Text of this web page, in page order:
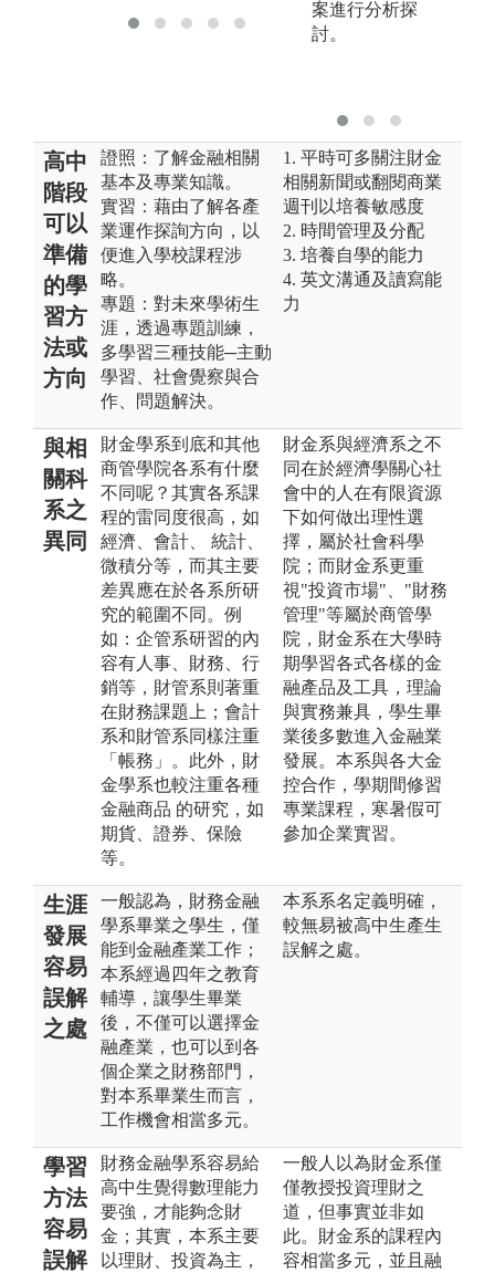
案進行分析探
討。
高中
階段
可以
準備
的學
習方
法或
方向
證照：了解金融相關
基本及專業知識。
實習：藉由了解各產
業運作探詢方向，以
便進入學校課程涉
略。
專題：對未來學術生
涯，透過專題訓練，
多學習三種技能─主動
學習、社會覺察與合
作、問題解決。
1. 平時可多關注財金
相關新聞或翻閱商業
週刊以培養敏感度
2. 時間管理及分配
3. 培養自學的能力
4. 英文溝通及讀寫能
力
與相
關科
系之
異同
財金學系到底和其他
商管學院各系有什麼
不同呢？其實各系課
程的雷同度很高，如
經濟、會計、 統計、
微積分等，而其主要
差異應在於各系所研
究的範圍不同。例
如：企管系研習的內
容有人事、財務、行
銷等，財管系則著重
在財務課題上；會計
系和財管系同樣注重
「帳務」。此外，財
金學系也較注重各種
金融商品 的研究，如
期貨、證券、保險
等。
財金系與經濟系之不
同在於經濟學關心社
會中的人在有限資源
下如何做出理性選
擇，屬於社會科學
院；而財金系更重
視"投資市場"、"財務
管理"等屬於商管學
院，財金系在大學時
期學習各式各樣的金
融產品及工具，理論
與實務兼具，學生畢
業後多數進入金融業
發展。本系與各大金
控合作，學期間修習
專業課程，寒暑假可
參加企業實習。
生涯
發展
容易
誤解
之處
一般認為，財務金融
學系畢業之學生，僅
能到金融產業工作；
本系經過四年之教育
輔導，讓學生畢業
後，不僅可以選擇金
融產業，也可以到各
個企業之財務部門，
對本系畢業生而言，
工作機會相當多元。
本系系名定義明確，
較無易被高中生產生
誤解之處。
學習
方法
容易
誤解
財務金融學系容易給
高中生覺得數理能力
要強，才能夠念財
金；其實，本系主要
以理財、投資為主，
一般人以為財金系僅
僅教授投資理財之
道，但事實並非如
此。財金系的課程內
容相當多元，並且融